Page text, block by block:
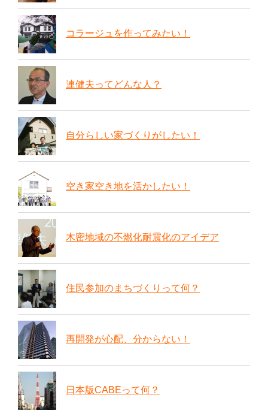
コラージュを作ってみたい！
連健夫ってどんな人？
自分らしい家づくりがしたい！
空き家空き地を活かしたい！
木密地域の不燃化耐震化のアイデア
住民参加のまちづくりって何？
再開発が心配、分からない！
日本版CABEって何？